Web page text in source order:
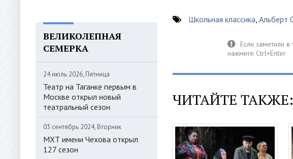
ВЕЛИКОЛЕПНАЯ
СЕМЕРКА
24 июль 2026, Пятница
Театр на Таганке первым в
Москве открыл новый
театральный сезон
03 сентябрь 2024, Вторник
МХТ имени Чехова открыл
127 сезон
Школьная классика, Альберт
ЧИТАЙТЕ ТАКЖЕ: